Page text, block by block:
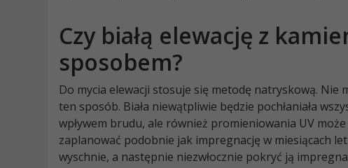
Czy białą elewację z
sposobem?
Do mycia elewacji stosuje się metodę natryskową.
ten sposób. Biała niewątpliwie będzie pochłaniała
wpływem brudu, ale również promieniowania UV
zaplanować podobnie jak impregnację w miesiącach
wyschnie, a następnie niezwłocznie pokryć ją